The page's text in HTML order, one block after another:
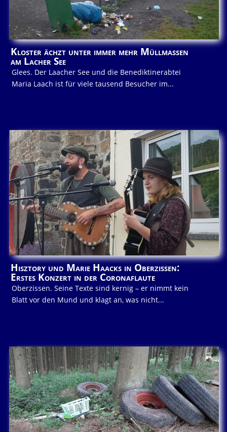
Kloster ächzt unter immer mehr Müllmassen
am Lacher See
Glees. Der Laacher See und die Benediktinerabtei
Maria Laach ist für viele tausend Besucher im...
Hisztory und Marie Haacks in Oberzissen:
Erstes Konzert in der Coronaflaute
Oberzissen. Seine Texte sind kernig – er nimmt kein
Blatt vor den Mund und klagt an, was nicht...